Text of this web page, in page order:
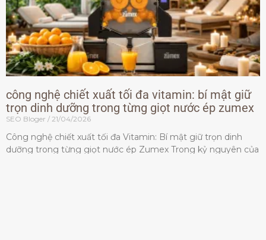
công nghệ chiết xuất tối đa vitamin: bí mật giữ
trọn dinh dưỡng trong từng giọt nước ép zumex
SEO Bloger 21/04/2026
Công nghệ chiết xuất tối đa Vitamin: Bí mật giữ trọn dinh
dưỡng trong từng giọt nước ép Zumex Trong kỷ nguyên của